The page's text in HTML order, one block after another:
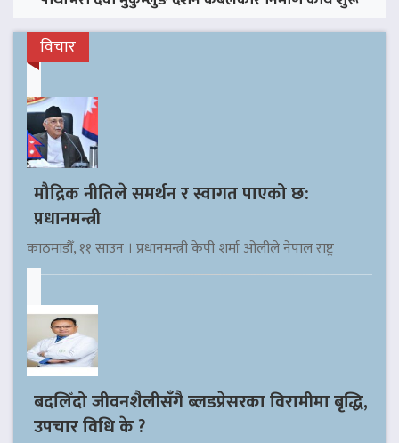
विचार
मौद्रिक नीतिले समर्थन र स्वागत पाएको छ:
प्रधानमन्त्री
काठमाडौँ, ११ साउन । प्रधानमन्त्री केपी शर्मा ओलीले नेपाल राष्ट्र
बदलिँदो जीवनशैलीसँगै ब्लडप्रेसरका विरामीमा बृद्धि,
उपचार विधि के ?